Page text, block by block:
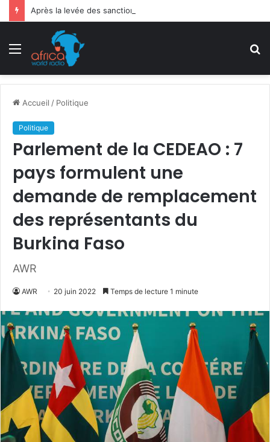
Menu
Accueil / Politique
Politique
Parlement de la CEDEAO : 7
pays formulent une
demande de remplacement
des représentants du
Burkina Faso
AWR
AWR 20 juin 2022 Temps de lecture 1 minute